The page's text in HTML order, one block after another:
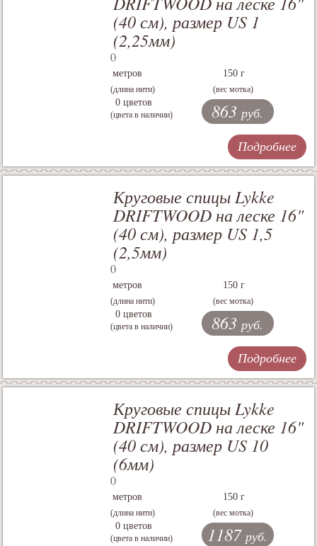
(40 см), размер US 1
(2,25мм)
()
метров
(длина нити)
150 г
(вес мотка)
0 цветов
(цвета в наличии) 863 руб.
Подробнее
Круговые спицы Lykke
DRIFTWOOD на леске 16"
(40 см), размер US 1,5
(2,5мм)
()
метров
(длина нити)
150 г
(вес мотка)
0 цветов
(цвета в наличии) 863 руб.
Подробнее
Круговые спицы Lykke
DRIFTWOOD на леске 16"
(40 см), размер US 10
(6мм)
()
метров
(длина нити)
150 г
(вес мотка)
0 цветов
(цвета в наличии) 1187 руб.